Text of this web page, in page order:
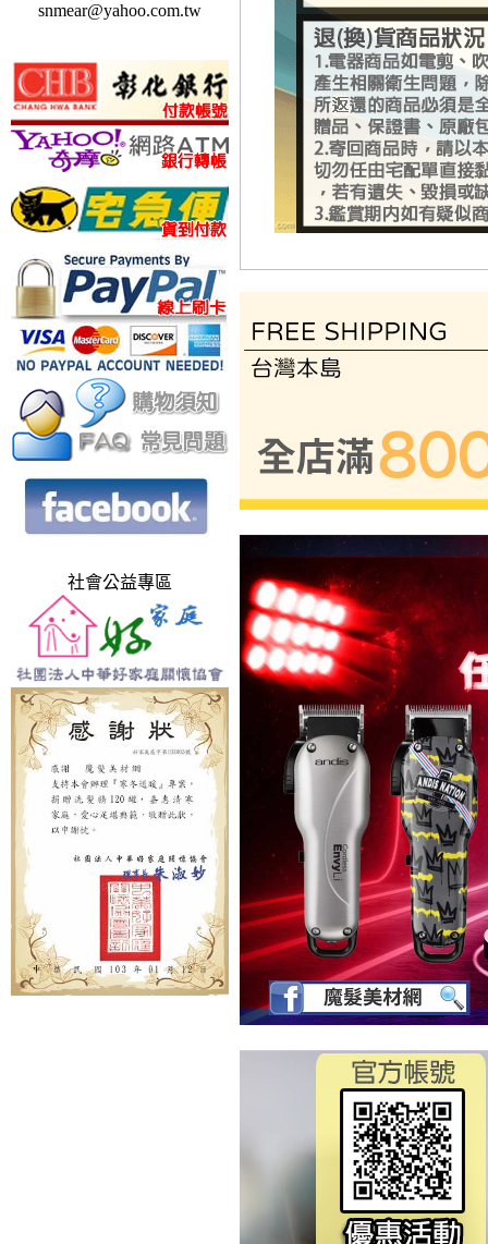
snmear@yahoo.com.tw
社會公益專區